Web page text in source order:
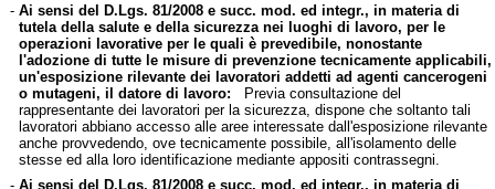
- Ai sensi del D.Lgs. 81/2008 e succ. mod. ed integr., in materia di
tutela della salute e della sicurezza nei luoghi di lavoro, per le
operazioni lavorative per le quali è prevedibile, nonostante
l'adozione di tutte le misure di prevenzione tecnicamente applicabili,
un'esposizione rilevante dei lavoratori addetti ad agenti cancerogeni
o mutageni, il datore di lavoro: Previa consultazione del
rappresentante dei lavoratori per la sicurezza, dispone che soltanto tali
lavoratori abbiano accesso alle aree interessate dall'esposizione rilevante
anche provvedendo, ove tecnicamente possibile, all'isolamento delle
stesse ed alla loro identificazione mediante appositi contrassegni.
- Ai sensi del D.Lgs. 81/2008 e succ. mod. ed integr., in materia di